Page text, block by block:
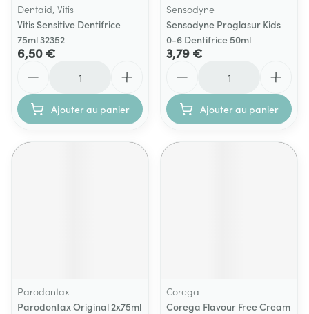
Dentaid, Vitis
Vitis Sensitive Dentifrice
75ml 32352
6,50 €
Ajouter au panier
Sensodyne
Sensodyne Proglasur Kids
0-6 Dentifrice 50ml
3,79 €
Ajouter au panier
Parodontax
Parodontax Original 2x75ml
Corega
Corega Flavour Free Cream